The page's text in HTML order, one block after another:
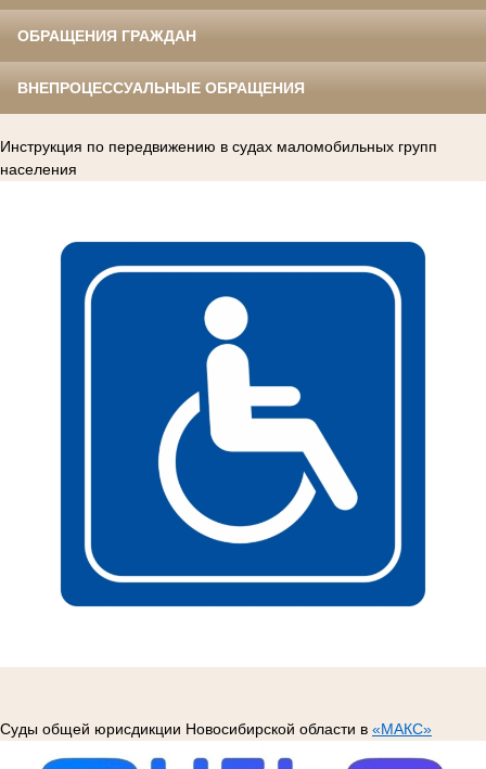
ОБРАЩЕНИЯ ГРАЖДАН
ВНЕПРОЦЕССУАЛЬНЫЕ ОБРАЩЕНИЯ
Инструкция по передвижению в судах маломобильных групп
населения
Суды общей юрисдикции Новосибирской области в «МАКС»